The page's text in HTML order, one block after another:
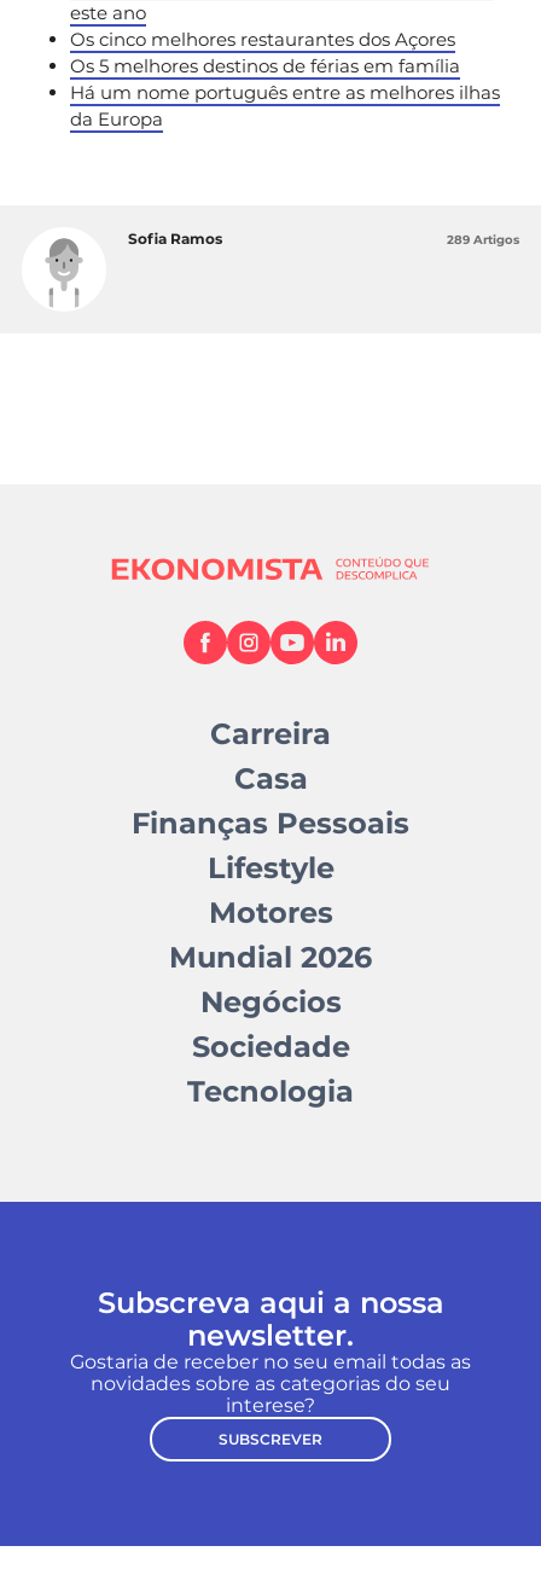
este ano
Os cinco melhores restaurantes dos Açores
Os 5 melhores destinos de férias em família
Há um nome português entre as melhores ilhas
da Europa
Sofia Ramos 289 Artigos
Carreira
Casa
Finanças Pessoais
Lifestyle
Motores
Mundial 2026
Negócios
Sociedade
Tecnologia
Subscreva aqui a nossa
newsletter.
Gostaria de receber no seu email todas as
novidades sobre as categorias do seu
interese?
SUBSCREVER